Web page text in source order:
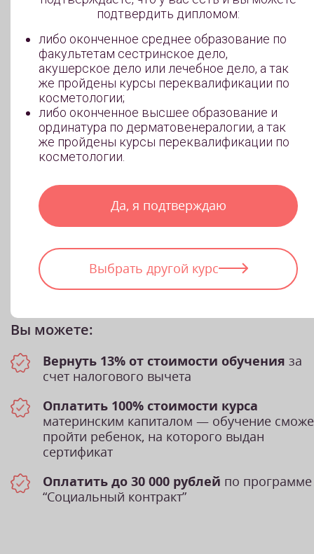
участия в одной из социальных программ
Вы можете:
Вернуть 13% от стоимости обучения за
счет налогового вычета
Оплатить 100% стоимости курса
материнским капиталом — обучение
пройти ребенок, на которого выдан
сертификат
Оплатить до 30 000 рублей по программе
“Социальный контракт”
подтвердить дипломом:
либо оконченное среднее образование по
факультетам сестринское дело,
акушерское дело или лечебное дело, а так
же пройдены курсы переквалификации по
косметологии;
либо оконченное высшее образование и
ординатура по дерматовенералогии, а так
же пройдены курсы переквалификации по
косметологии.
Да, я подтверждаю
Выбрать другой курс